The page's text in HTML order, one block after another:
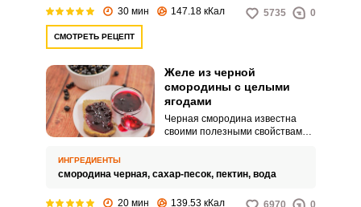
30 мин 147.18 кКал 5735 0
СМОТРЕТЬ РЕЦЕПТ
Желе из черной
смородины с целыми
ягодами
Черная смородина известна
своими полезными свойствами.
активно пользуются рецептом
целыми ягодами.
ИНГРЕДИЕНТЫ
смородина черная, сахар-песок, пектин, вода
20 мин 139.53 кКал 6970 0